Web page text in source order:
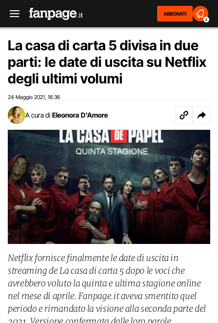
ABBONATI
2
La casa di carta 5 divisa in due
parti: le date di uscita su Netflix
degli ultimi volumi
24 Maggio 2021 16:36
A cura di Eleonora D'Amore
Netflix fornisce finalmente le date di uscita in
streaming de La casa di carta 5 dopo le voci che
avrebbero voluto la quinta e ultima stagione online
nel mese di aprile. Fanpage.it aveva smentito quel
periodo e rimandato la visione alla seconda parte del